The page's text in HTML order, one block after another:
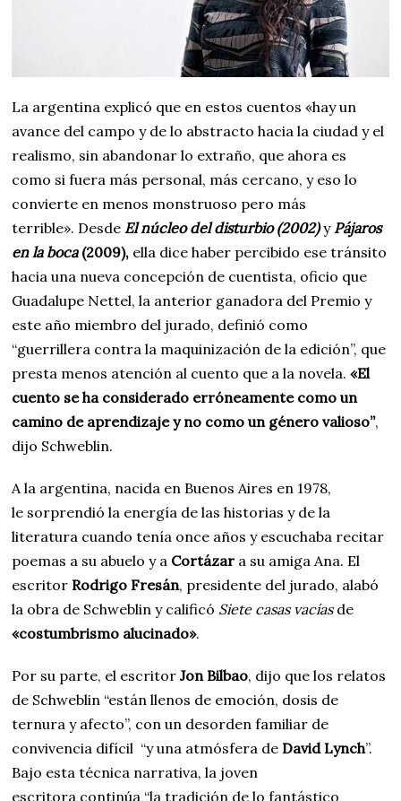
La argentina explicó que en estos cuentos «hay un
avance del campo y de lo abstracto hacia la ciudad y el
realismo, sin abandonar lo extraño, que ahora es
como si fuera más personal, más cercano, y eso lo
convierte en menos monstruoso pero más
terrible». Desde El núcleo del disturbio (2002) y Pájaros
en la boca(2009), ella dice haber percibido ese tránsito
hacia una nueva concepción de cuentista, oficio que
Guadalupe Nettel, la anterior ganadora del Premio y
este año miembro del jurado, definió como
“guerrillera contra la maquinización de la edición”, que
presta menos atención al cuento que a la novela.«El
cuento se ha considerado erróneamente como un
camino de aprendizaje y no como un género valioso”,
dijo Schweblin.
A la argentina, nacida en Buenos Aires en 1978,
le sorprendió la energía de las historias y de la
literatura cuando tenía once años y escuchaba recitar
poemas a su abuelo y a Cortázar a su amiga Ana. El
escritorRodrigo Fresán, presidente del jurado, alabó
la obra de Schweblin y calificó Siete casas vacías de
«costumbrismo alucinado».
Por su parte, el escritorJon Bilbao, dijo que los relatos
de Schweblin “están llenos de emoción, dosis de
ternura y afecto”, con un desorden familiar de
convivencia difícil “y una atmósfera de David Lynch”.
Bajo esta técnica narrativa, la joven
escritora continúa “la tradición de lo fantástico